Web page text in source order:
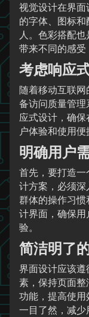
视觉设计在界
的字体、图标
人。色彩搭配
带来不同的感受
考虑响应
随着移动互联
备访问质量管
应式设计，确
户体验和使用便
明确用户
首先，要打造
计方案，必须
群体的操作习
计界面，确保
验。
简洁明了
界面设计应该
素，保持页面
功能，提高使
一目了然，减少